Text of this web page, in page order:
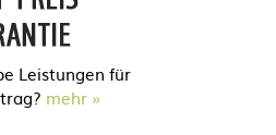
Leistungen für
mehr